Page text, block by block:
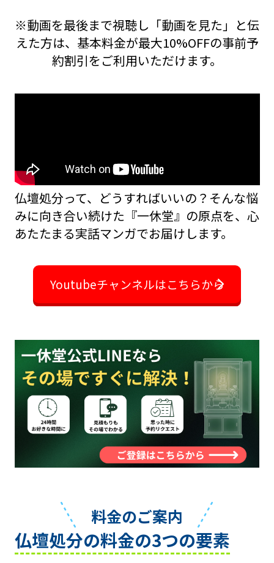
※動画を最後まで視聴し「動画を見た」と伝
えた方は、基本料金が最大10%OFFの事前予
約割引をご利用いただけます。
仏壇処分って、どうすればいいの？――そんな悩
みに向き合い続けた『一休堂』の原点を、 心
あたたまる実話マンガでお届けします。
Youtubeチャンネルはこちらから
料金のご案内
仏壇処分の料金の3つの要素